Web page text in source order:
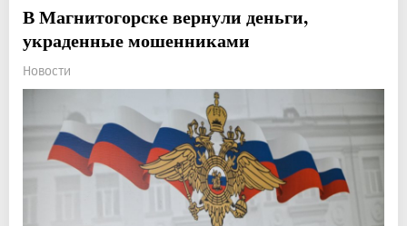
В Магнитогорске вернули деньги,
украденные мошенниками
Новости